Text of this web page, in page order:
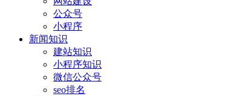
公众号
小程序
新闻知识
建站知识
小程序知识
微信公众号
seo排名